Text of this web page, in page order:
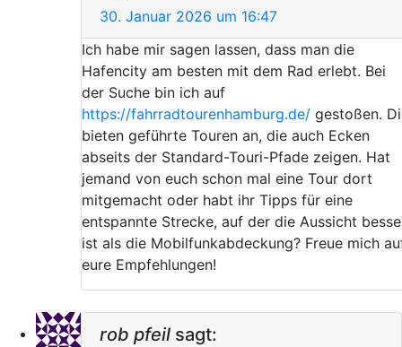
30. Januar 2026 um 16:47
Ich habe mir sagen lassen, dass man die
Hafencity am besten mit dem Rad erlebt. Bei
der Suche bin ich auf
https://fahrradtourenhamburg.de/ gestoßen.
bieten geführte Touren an, die auch Ecken
abseits der Standard-Touri-Pfade zeigen. Hat
jemand von euch schon mal eine Tour dort
mitgemacht oder habt ihr Tipps für eine
entspannte Strecke, auf der die Aussicht
ist als die Mobilfunkabdeckung? Freue mich
eure Empfehlungen!
rob pfeil sagt: